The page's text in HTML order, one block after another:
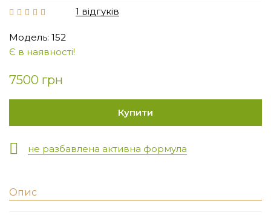
1 відгуків
Модель: 152
Є в наявності!
7500 грн
Купити
не разбавлена активна формула
Опис